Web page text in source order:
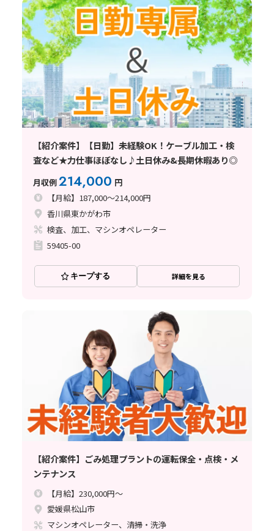
【紹介案件】【日勤】未経験OK！ケーブル加工・検
査など★力仕事ほぼなし♪土日休み&長期休暇あり◎
月収例214,000 円
【月給】187,000～214,000円
香川県東かがわ市
検査、加工、マシンオペレーター
59405-00
キープする 詳細を見る
【紹介案件】ごみ処理プラントの運転保全・点検・メ
ンテナンス
【月給】230,000円～
愛媛県松山市
マシンオペレーター、清掃・洗浄